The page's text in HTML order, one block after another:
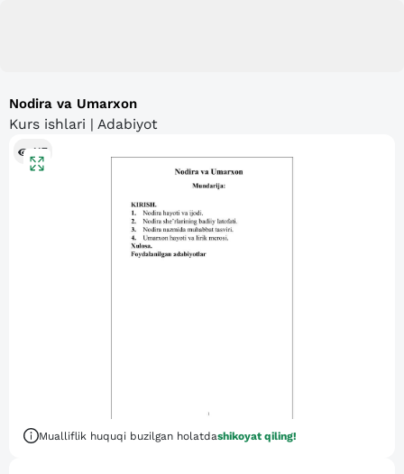
Nodira va Umarxon
Kurs ishlari | Adabiyot
117
Mualliflik huquqi buzilgan holatdashikoyat qiling!